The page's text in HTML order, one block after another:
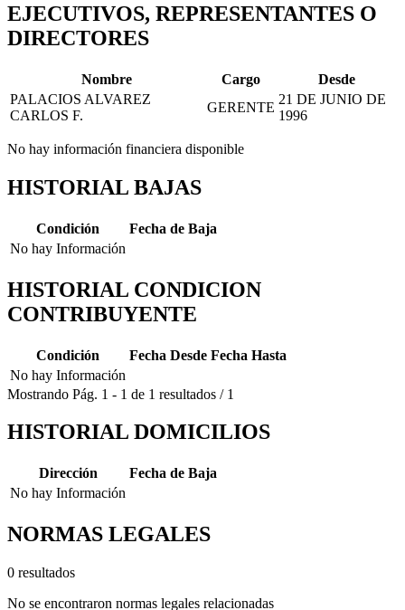
EJECUTIVOS, REPRESENTANTES O
DIRECTORES
Nombre Cargo
Desde
PALACIOS ALVAREZ
CARLOS F.
GERENTE
21 DE JUNIO DE
1996
No hay información financiera disponible
HISTORIAL BAJAS
Condición
Fecha de Baja
No hay Información
HISTORIAL CONDICION
CONTRIBUYENTE
Condición Fecha Desde Fecha Hasta
No hay Información
Mostrando Pág. 1 - 1 de 1 resultados / 1
HISTORIAL DOMICILIOS
Dirección
Fecha de Baja
No hay Información
NORMAS LEGALES
0 resultados
No se encontraron normas legales relacionadas